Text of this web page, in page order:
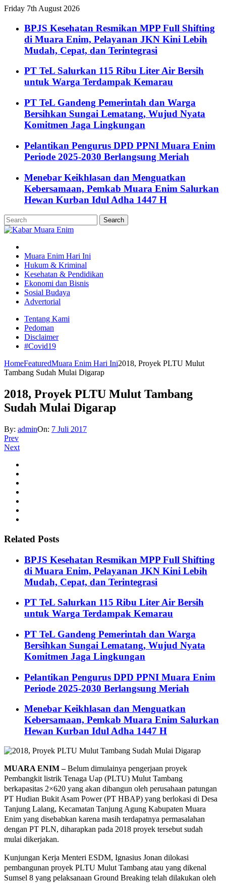
Friday 7th August 2026
BPJS Kesehatan Resmikan MPP Full Shifting
di Muara Enim, Pelayanan JKN Kini Lebih
Mudah, Cepat, dan Terintegrasi
PT TeL Salurkan 115 Ribu Liter Air Bersih
untuk Warga Terdampak Kemarau
PT TeL Gandeng Pemerintah dan Warga
Bersihkan Sungai Lematang, Wujud Nyata
Komitmen Jaga Lingkungan
Pelantikan Pengurus DPD PPNI Muara Enim
Periode 2025-2030 Berlangsung Meriah
Menebar Keikhlasan dan Menguatkan
Kebersamaan, Pemkab Muara Enim Salurkan
Hewan Kurban Idul Adha 1447 H
Muara Enim Hari Ini
Hukum & Kriminal
Kesehatan & Pendidikan
Ekonomi dan Bisnis
Sosial Budaya
Advertorial
Tentang Kami
Pedoman
Disclaimer
#Covid19
HomeFeaturedMuara Enim Hari Ini2018, Proyek PLTU Mulut
Tambang Sudah Mulai Digarap
2018, Proyek PLTU Mulut Tambang
Sudah Mulai Digarap
By: adminOn: 7 Juli 2017
Prev
Next
Related Posts
BPJS Kesehatan Resmikan MPP Full Shifting
di Muara Enim, Pelayanan JKN Kini Lebih
Mudah, Cepat, dan Terintegrasi
PT TeL Salurkan 115 Ribu Liter Air Bersih
untuk Warga Terdampak Kemarau
PT TeL Gandeng Pemerintah dan Warga
Bersihkan Sungai Lematang, Wujud Nyata
Komitmen Jaga Lingkungan
Pelantikan Pengurus DPD PPNI Muara Enim
Periode 2025-2030 Berlangsung Meriah
Menebar Keikhlasan dan Menguatkan
Kebersamaan, Pemkab Muara Enim Salurkan
Hewan Kurban Idul Adha 1447 H
MUARA ENIM –Belum dimulainya pengerjaan proyek
Pembangkit listrik Tenaga Uap (PLTU) Mulut Tambang
berkapasitas 2×620 yang akan dibangun oleh perusahaan patungan
PT Hudian Bukit Asam Power (PT HBAP) yang berlokasi di Desa
Tanjung Lalang, Kecamatan Tanjung Agung Kabupaten Muara
Enim yang disebabkan karena masih terdapatnya permasalahan
dengan PT PLN, diharapkan pada 2018 proyek tersebut sudah
mulai dikerjakan.
Kunjungan Kerja Menteri ESDM, Ignasius Jonan dilokasi
pembangunan proyek PLTU Mulut Tambang atau yang dikenal
Sumsel 8 yang pelaksanaan Ground Breaking telah dilakukan oleh